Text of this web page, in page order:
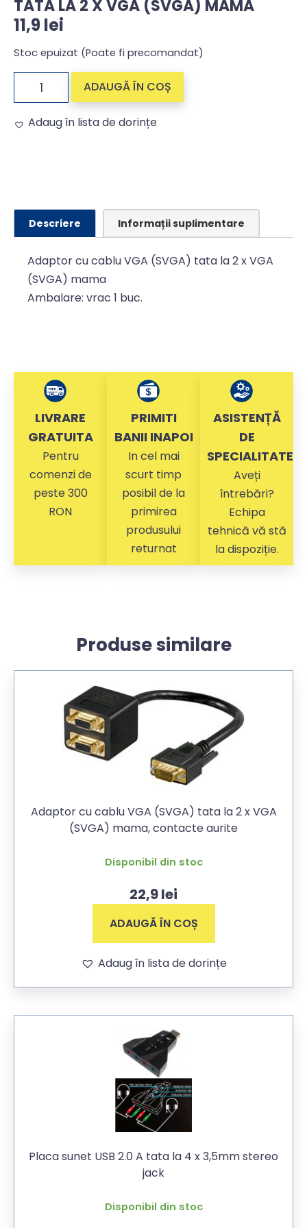
TATA LA 2 X VGA (SVGA) MAMA
11,9lei
Stoc epuizat (Poate fi precomandat)
ADAUGĂ ÎN COȘ
Adaug în lista de dorințe
Descriere Informații suplimentare
Adaptor cu cablu VGA (SVGA) tata la 2 x VGA
(SVGA) mama
Ambalare: vrac 1 buc.
LIVRARE
GRATUITA
Pentru
comenzi de
peste 300
RON
PRIMITI
BANII INAPOI
In cel mai
scurt timp
posibil de la
primirea
produsului
returnat
ASISTENȚĂ
DE
SPECIALITATE
Aveți
întrebări?
Echipa
tehnică vă stă
la dispoziție.
Produse similare
Adaptor cu cablu VGA (SVGA) tata la 2 x VGA
(SVGA) mama, contacte aurite
Disponibil din stoc
22,9lei
ADAUGĂ ÎN COȘ
Adaug în lista de dorințe
Placa sunet USB 2.0 A tata la 4 x 3,5mm stereo
jack
Disponibil din stoc